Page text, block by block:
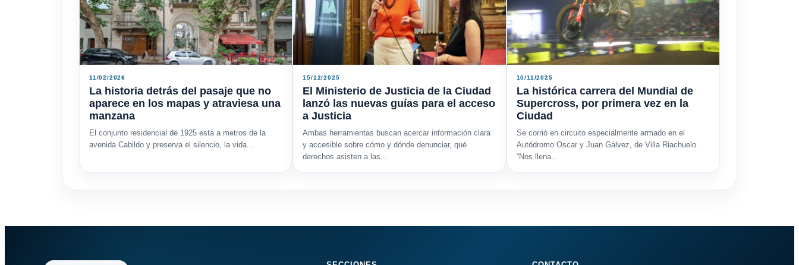
11/02/2026
La historia detrás del pasaje que no
aparece en los mapas y atraviesa una
manzana
El conjunto residencial de 1925 está a metros de la
avenida Cabildo y preserva el silencio, la vida...
15/12/2025
El Ministerio de Justicia de la Ciudad
lanzó las nuevas guías para el acceso
a Justicia
Ambas herramientas buscan acercar información clara
y accesible sobre cómo y dónde denunciar, qué
derechos asisten a las...
10/11/2025
La histórica carrera del Mundial de
Supercross, por primera vez en la
Ciudad
Se corrió en circuito especialmente armado en el
Autódromo Oscar y Juan Gálvez, de Villa Riachuelo.
“Nos llena...